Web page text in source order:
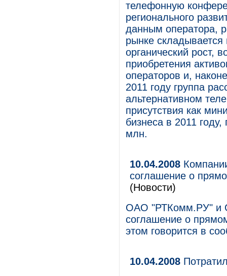
телефонную
регионального
данным оператора,
рынке
органический рост,
приобретения
операторов и,
2011 году группа
альтернативном
присутствия как
бизнеса в 2011
млн.
10.04.2008
соглашение о
(Новости)
ОАО "РТКомм.РУ" и
соглашение о
этом говорится в
10.04.2008